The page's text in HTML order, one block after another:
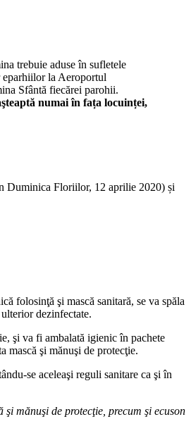
trebuie aduse în sufletele
la Aeroportul
Sfântă fiecărei parohii.
numai în fața locuinței,
Duminica Floriilor, 12 aprilie 2020) și
folosinţă şi mască sanitară, se va spăla
dezinfectate.
şi va fi ambalată igienic în pachete
mască şi mănuşi de protecţie.
se aceleaşi reguli sanitare ca şi în
mănuşi de protecţie, precum şi ecuson